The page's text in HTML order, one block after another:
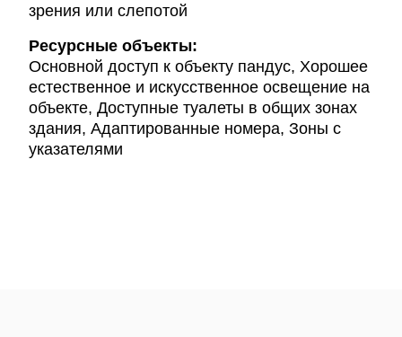
зрения или слепотой
Ресурсные объекты:
Основной доступ к объекту пандус, Хорошее
естественное и искусственное освещение на
объекте, Доступные туалеты в общих зонах
здания, Адаптированные номера, Зоны с
указателями